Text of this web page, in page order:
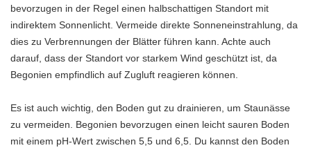
bevorzugen in der Regel einen halbschattigen Standort mit
indirektem Sonnenlicht. Vermeide direkte Sonneneinstrahlung, da
dies zu Verbrennungen der Blätter führen kann. Achte auch
darauf, dass der Standort vor starkem Wind geschützt ist, da
Begonien empfindlich auf Zugluft reagieren können.
Es ist auch wichtig, den Boden gut zu drainieren, um Staunässe
zu vermeiden. Begonien bevorzugen einen leicht sauren Boden
mit einem pH-Wert zwischen 5,5 und 6,5. Du kannst den Boden